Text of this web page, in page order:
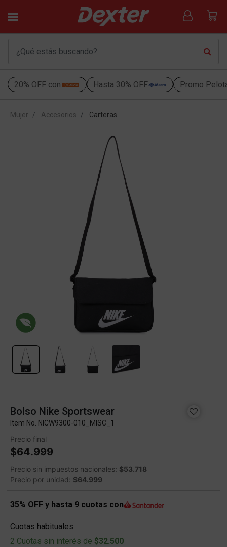
20% OFF con Hasta 30% OFF Promo
Mujer Accesorios Carteras
Bolso Nike Sportswear
Item No. NICW9300-010_MISC_1
Precio final
$64.999
Precio sin impuestos nacionales: $53.718
Precio por unidad: $64.999
35% OFF y hasta 9 cuotas con
Cuotas habituales
2 Cuotas sin interés de $32.500